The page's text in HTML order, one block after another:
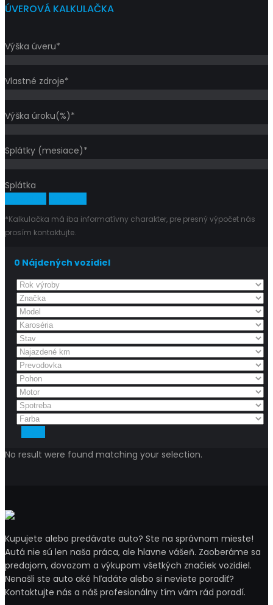
ÚVEROVÁ KALKULAČKA
Výška úveru*
Vlastné zdroje*
Výška úroku(%)*
Splátky (mesiace)*
Splátka
*Kalkulačka má iba informatívny charakter, pre presný výpočet nás
prosím kontaktujte.
0 Nájdených vozidiel
No result were found matching your selection.
Kupujete alebo predávate auto? Ste na správnom mieste!
Autá nie sú len naša práca, ale hlavne vášeň. Zaoberáme sa
predajom, dovozom a výkupom všetkých značiek vozidiel.
Nenašli ste auto aké hľadáte alebo si neviete poradiť?
Kontaktujte nás a náš profesionálny tím vám rád poradí.